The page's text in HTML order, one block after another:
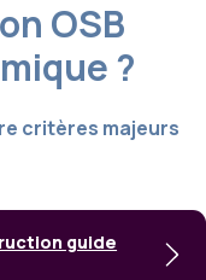
OSB
?
critères majeurs
guide